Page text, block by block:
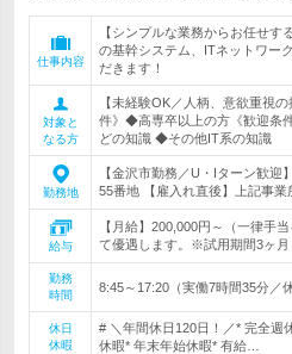
仕事内容
【シンプルな業務からお任せす
の基幹システム、ITネットワー
だきます！
対象と
なる方
【未経験OK／人柄、意欲重視
件》◆高専卒以上の方《歓迎条
どの知識 ◆その他IT系の知識
勤務地
【金沢市勤務／U・Iターン歓迎
55番地 【雇入れ直後】上記事業
給与
【月給】200,000円～（一律手
て優遇します。※試用期間3ヶ月
勤務
時間
8:45～17:20（実働7時間35分／
休日
休暇
# ＼年間休日120日！／* 完全週
休暇* 年末年始休暇* 有給…